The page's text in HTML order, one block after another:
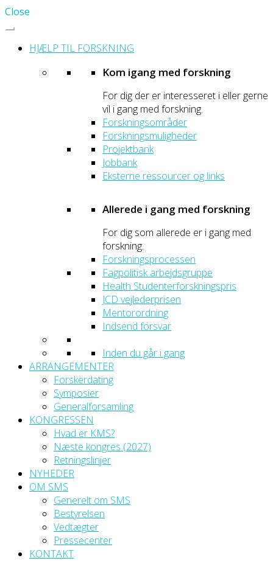
Close
HJÆLP TIL FORSKNING
Kom igang med forskning
For dig der er interesseret i eller gerne
vil i gang med forskning.
Forskningsområder
Forskningsmuligheder
Projektbank
Jobbank
Eksterne ressourcer og links
Allerede i gang med forskning
For dig som allerede er i gang med
forskning.
Forskningsprocessen
Fagpolitisk arbejdsgruppe
Health Studenterforskningspris
JCD vejlederprisen
Mentorordning
Indsend forsvar
Inden du går i gang
ARRANGEMENTER
Forskerdating
Symposier
Generalforsamling
KONGRESSEN
Hvad er KMS?
Næste kongres (2027)
Retningslinjer
NYHEDER
OM SMS
Generelt om SMS
Bestyrelsen
Vedtægter
Pressecenter
KONTAKT